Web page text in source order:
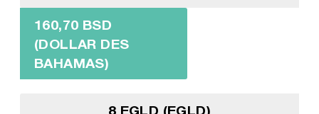
160,70 BSD
(DOLLAR DES
BAHAMAS)
8 EGLD (EGLD)